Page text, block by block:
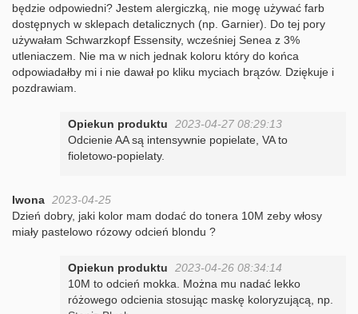
będzie odpowiedni? Jestem alergiczką, nie mogę używać farb
dostępnych w sklepach detalicznych (np. Garnier). Do tej pory
używałam Schwarzkopf Essensity, wcześniej Senea z 3%
utleniaczem. Nie ma w nich jednak koloru który do końca
odpowiadałby mi i nie dawał po kliku myciach brązów. Dziękuje i
pozdrawiam.
Opiekun produktu
2023-04-27 08:29:13
Odcienie AA są intensywnie popielate, VA to
fioletowo-popielaty.
Iwona 2023-04-25
Dzień dobry, jaki kolor mam dodać do tonera 10M zeby włosy
miały pastelowo rózowy odcień blondu ?
Opiekun produktu
2023-04-26 08:34:14
10M to odcień mokka. Można mu nadać lekko
różowego odcienia stosując maskę koloryzującą, np.